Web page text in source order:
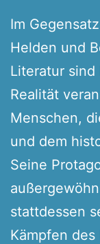
Im
Helden und
Literatur sind
Realität
Menschen,
und dem
Seine
stattdessen
Kämpfen